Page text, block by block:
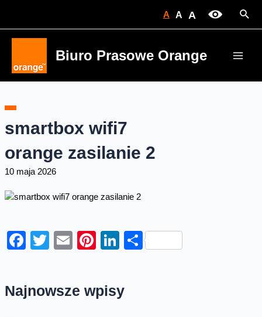
A A A
Biuro Prasowe Orange
smartbox wifi7
orange zasilanie 2
10 maja 2026
Facebook
Twitter
EmailPinterest
LinkedIn
Share
Najnowsze wpisy